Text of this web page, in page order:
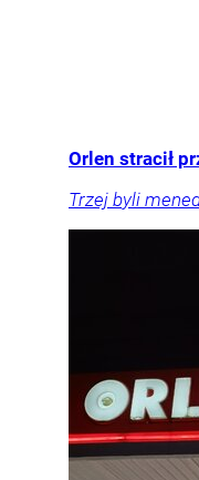
Orlen stracił
Trzej byli